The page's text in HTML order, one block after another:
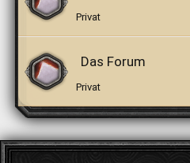
Privat
Das Forum
Privat